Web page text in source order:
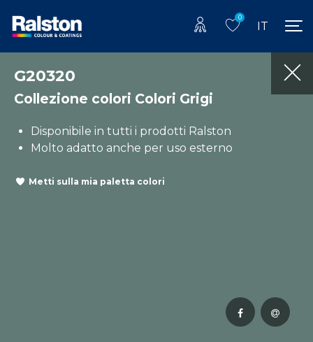
0
IT
G20320
Collezione colori Colori Grigi
Disponibile in tutti i prodotti Ralston
Molto adatto anche per uso esterno
Metti sulla mia paletta colori